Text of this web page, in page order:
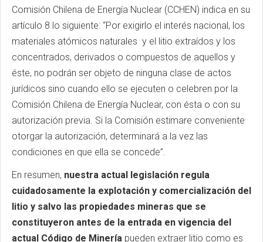
Comisión Chilena de Energía Nuclear (CCHEN) indica en su
artículo 8 lo siguiente: “Por exigirlo el interés nacional, los
materiales atómicos naturales y el litio extraídos y los
concentrados, derivados o compuestos de aquellos y
éste, no podrán ser objeto de ninguna clase de actos
jurídicos sino cuando ello se ejecuten o celebren por la
Comisión Chilena de Energía Nuclear, con ésta o con su
autorización previa. Si la Comisión estimare conveniente
otorgar la autorización, determinará a la vez las
condiciones en que ella se concede”.
En resumen, nuestra actual legislación regula
cuidadosamente la explotación y comercialización del
litio y salvo las propiedades mineras que se
constituyeron antes de la entrada en vigencia del
actual Código de Minería pueden extraer litio como es